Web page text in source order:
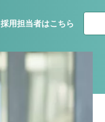
採用担当者はこちら